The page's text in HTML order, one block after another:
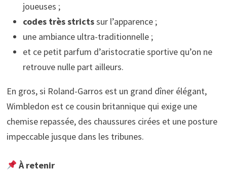
joueuses ;
codes très strictssur l’apparence ;
une ambiance ultra-traditionnelle ;
et ce petit parfum d’aristocratie sportive qu’on ne
retrouve nulle part ailleurs.
En gros, si Roland-Garros est un grand dîner élégant,
Wimbledon est ce cousin britannique qui exige une
chemise repassée, des chaussures cirées et une posture
impeccable jusque dans les tribunes.
À retenir